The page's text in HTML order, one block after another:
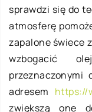
sprawdzi się do
atmosferę
zapalone świece
wzbogacić
adresem https://
zwiększą one